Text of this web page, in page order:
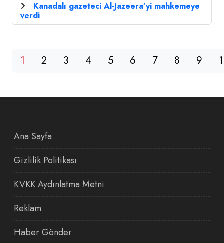
Kanadalı gazeteci Al-Jazeera’yi mahkemeye
verdi
1 2 3 4 5 6 7 8 9
Ana Sayfa
Gizlilik Politikası
KVKK Aydınlatma Metni
Reklam
Haber Gönder